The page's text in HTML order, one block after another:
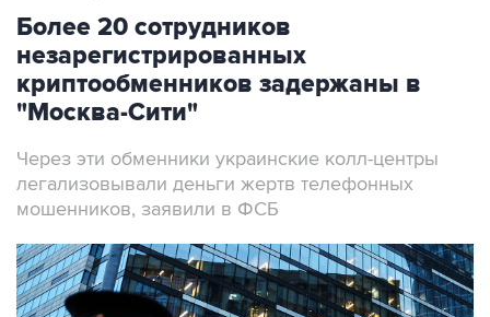
Более 20 сотрудников
незарегистрированных
криптообменников задержаны в
"Москва-Сити"
Через эти обменники украинские колл-центры
легализовывали деньги жертв телефонных
мошенников, заявили в ФСБ